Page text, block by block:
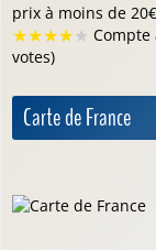
prix à moins de
★★★★★ Compte
votes)
Carte de France